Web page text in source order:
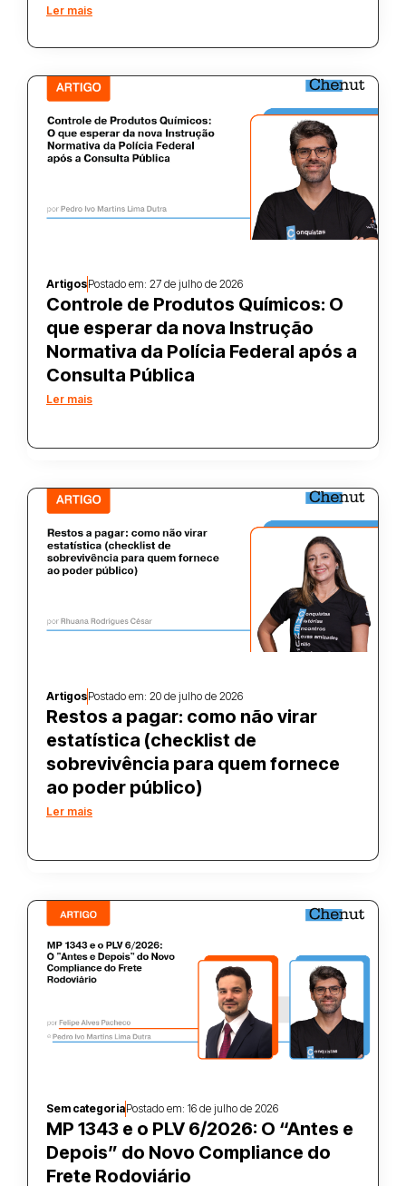
Ler mais
ArtigosPostado em: 27 de julho de 2026
Controle de Produtos Químicos: O
que esperar da nova Instrução
Normativa da Polícia Federal após a
Consulta Pública
Ler mais
ArtigosPostado em: 20 de julho de 2026
Restos a pagar: como não virar
estatística (checklist de
sobrevivência para quem fornece
ao poder público)
Ler mais
Sem categoriaPostado em: 16 de julho de 2026
MP 1343 e o PLV 6/2026: O “Antes e
Depois” do Novo Compliance do
Frete Rodoviário